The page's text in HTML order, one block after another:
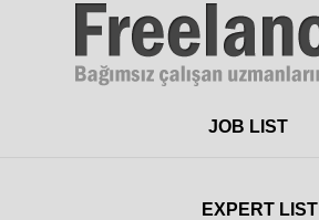
FreelanceJOB LIST
EXPERT LIST